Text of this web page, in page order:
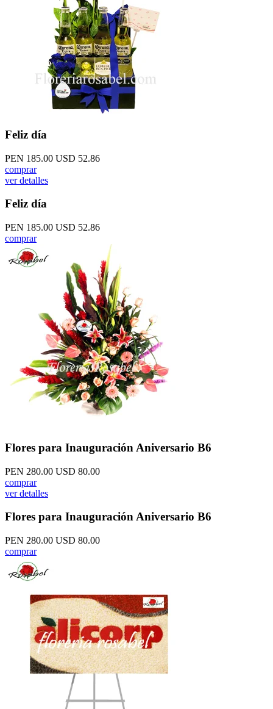
Feliz día
PEN 185.00 USD 52.86
comprar
ver detalles
Feliz día
PEN 185.00 USD 52.86
comprar
Flores para Inauguración Aniversario B6
PEN 280.00 USD 80.00
comprar
ver detalles
Flores para Inauguración Aniversario B6
PEN 280.00 USD 80.00
comprar